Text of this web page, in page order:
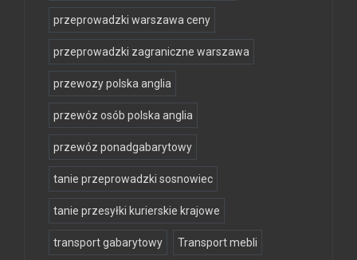
przeprowadzki warszawa ceny
przeprowadzki zagraniczne warszawa
przewozy polska anglia
przewóz osób polska anglia
przewóz ponadgabarytowy
tanie przeprowadzki sosnowiec
tanie przesyłki kurierskie krajowe
transport gabarytowy Transport mebli